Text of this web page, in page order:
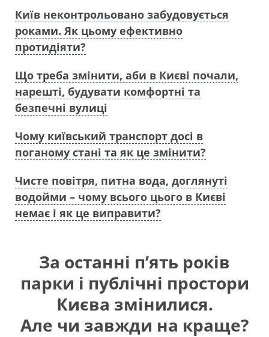
Київ неконтрольовано забудовується
роками. Як цьому ефективно
протидіяти?
Що треба змінити, аби в Києві почали,
нарешті, будувати комфортні та
безпечні вулиці
Чому київський транспорт досі в
поганому стані та як це змінити?
Чисте повітря, питна вода, доглянуті
водойми – чому всього цього в Києві
немає і як це виправити?
За останні п’ять років
парки і публічні простори
Києва змінилися.
Але чи завжди на краще?